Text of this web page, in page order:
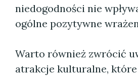
niedogodności nie
ogólne pozytywne
Warto również zwrócić
atrakcje kulturalne,